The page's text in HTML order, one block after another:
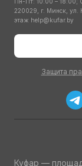
220029, г. Минск, ул.
этаж help@kufar.by
Защита
Куфар —